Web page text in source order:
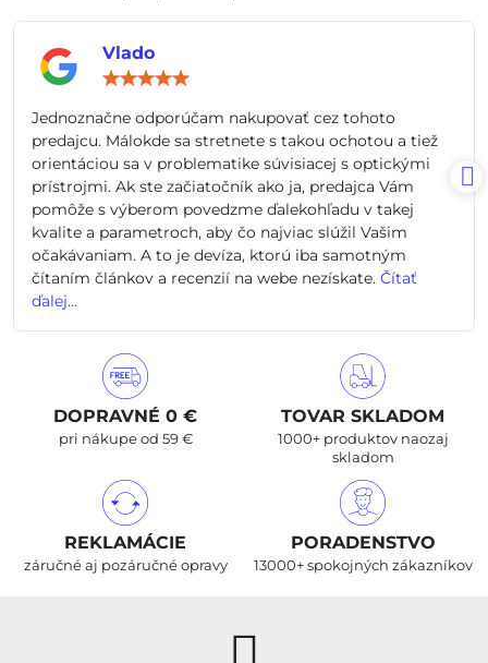
Vlado
5
Jednoznačne odporúčam nakupovať cez tohoto
predajcu. Málokde sa stretnete s takou ochotou a tiež
orientáciou sa v problematike súvisiacej s optickými
prístrojmi. Ak ste začiatočník ako ja, predajca Vám
pomôže s výberom povedzme ďalekohľadu v takej
kvalite a parametroch, aby čo najviac slúžil Vašim
očakávaniam. A to je devíza, ktorú iba samotným
čítaním článkov a recenzií na webe nezískate. Čítať
ďalej...
DOPRAVNÉ 0 €
pri nákupe od 59 €
TOVAR SKLADOM
1000+ produktov naozaj
skladom
REKLAMÁCIE
záručné aj pozáručné opravy
PORADENSTVO
13000+ spokojných zákazníkov